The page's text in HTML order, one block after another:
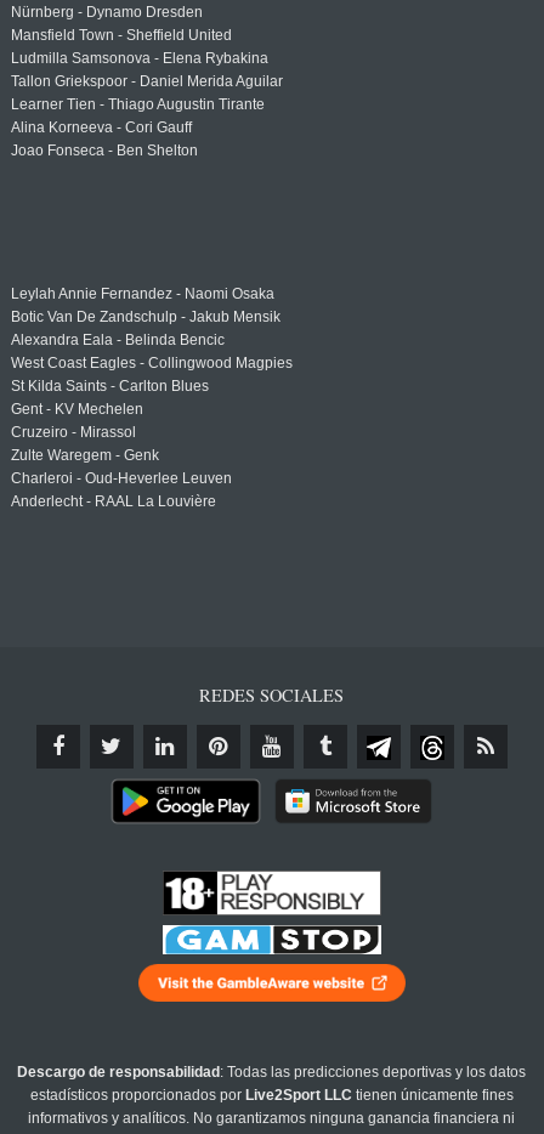
Nürnberg - Dynamo Dresden
Mansfield Town - Sheffield United
Ludmilla Samsonova - Elena Rybakina
Tallon Griekspoor - Daniel Merida Aguilar
Learner Tien - Thiago Augustin Tirante
Alina Korneeva - Cori Gauff
Joao Fonseca - Ben Shelton
Leylah Annie Fernandez - Naomi Osaka
Botic Van De Zandschulp - Jakub Mensik
Alexandra Eala - Belinda Bencic
West Coast Eagles - Collingwood Magpies
St Kilda Saints - Carlton Blues
Gent - KV Mechelen
Cruzeiro - Mirassol
Zulte Waregem - Genk
Charleroi - Oud-Heverlee Leuven
Anderlecht - RAAL La Louvière
REDES SOCIALES
Descargo de responsabilidad : Todas las predicciones deportivas y los datos
estadísticos proporcionados por Live2Sport LLC tienen únicamente fines
informativos y analíticos. No garantizamos ninguna ganancia financiera ni